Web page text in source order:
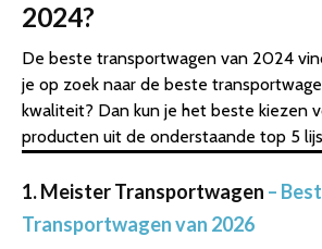
2024?
De beste transportwagen van 2024
je op zoek naar de beste
kwaliteit? Dan kun je het beste kiezen
producten uit de onderstaande top 5
1. Meister Transportwagen –
Transportwagen van 2026